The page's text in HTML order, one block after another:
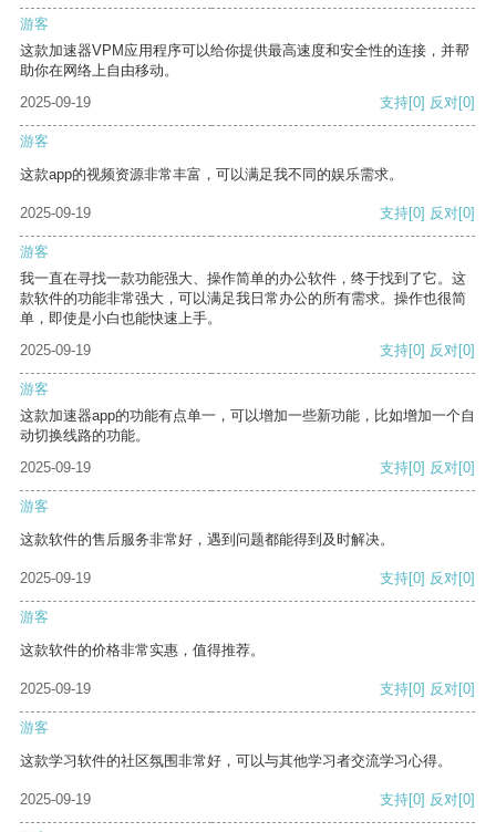
游客
这款加速器VPM应用程序可以给你提供最高速度和安全性的连接，并帮
助你在网络上自由移动。
2025-09-19
支持[0] 反对[0]
游客
这款app的视频资源非常丰富，可以满足我不同的娱乐需求。
2025-09-19 支持[0] 反对[0]
游客
我一直在寻找一款功能强大、操作简单的办公软件，终于找到了它。这
款软件的功能非常强大，可以满足我日常办公的所有需求。操作也很简
单，即使是小白也能快速上手。
2025-09-19
支持[0] 反对[0]
游客
这款加速器app的功能有点单一，可以增加一些新功能，比如增加一个自
动切换线路的功能。
2025-09-19
支持[0] 反对[0]
游客
这款软件的售后服务非常好，遇到问题都能得到及时解决。
2025-09-19 支持[0] 反对[0]
游客
这款软件的价格非常实惠，值得推荐。
2025-09-19 支持[0] 反对[0]
游客
这款学习软件的社区氛围非常好，可以与其他学习者交流学习心得。
2025-09-19 支持[0] 反对[0]